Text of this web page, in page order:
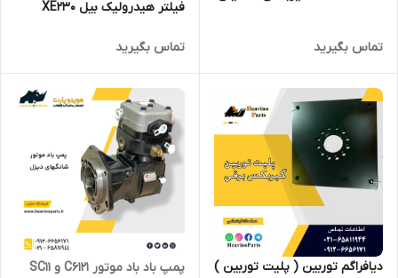
تماس بگیرید
فیلتر هیدرولیک بیل XE230
تماس بگیرید
دیافراگم توربین ( پلیت توربین )
پمپ باد باد موتور C6121 و SC11